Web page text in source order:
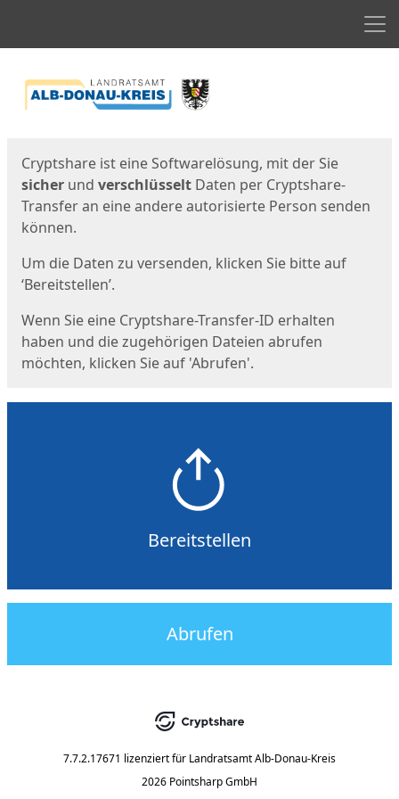
Cryptshare ist eine Softwarelösung, mit der Sie
sicher und verschlüsselt Daten per Cryptshare-
Transfer an eine andere autorisierte Person senden
können.
Um die Daten zu versenden, klicken Sie bitte auf
‘Bereitstellen’.
Wenn Sie eine Cryptshare-Transfer-ID erhalten
haben und die zugehörigen Dateien abrufen
möchten, klicken Sie auf 'Abrufen'.
Bereitstellen
Abrufen
7.7.2.17671 lizenziert für Landratsamt Alb-Donau-Kreis
2026 Pointsharp GmbH